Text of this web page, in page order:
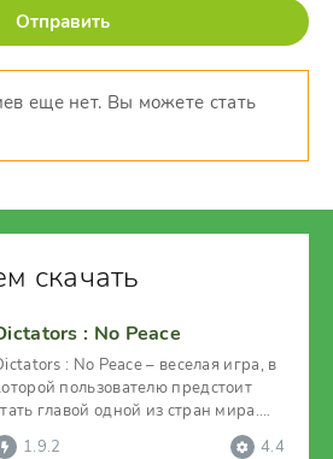
Отправить
еще нет. Вы можете стать
скачать
: No Peace
: No Peace – веселая игра, в
пользователю предстоит
главой одной из стран мира.
нужно
1.9.2 4.4